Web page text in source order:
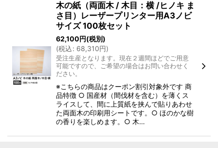
木の紙（両面木 / 木目：横 /ヒノキ ま
さ目）レーザープリンター用A3ノビ
サイズ 100枚セット
62,100円(税別)
(税込: 68,310円)
受注生産となります。現在２週間ほどでご用意
可能ですので、ご希望の場合はお問い合わせく
ださい。
※こちらの商品はクーポン割引対象外です 商
品特徴 ○ 国産材（間伐材を含む）を薄くス
ライスして、間に上質紙を挟んで貼りあわせ
た両面木の印刷用シートです。○ ほのかな樹
の香りを楽しめます。○ 木…